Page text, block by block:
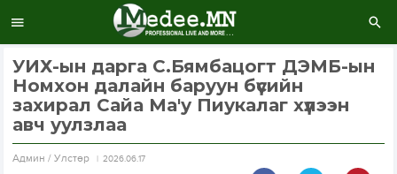
УИХ-ын дарга С.Бямбацогт ДЭМБ-ын
Номхон далайн баруун бүсийн
захирал Сайа Ма'у Пиукалаг хүлээн
авч уулзлаа
Aдмин / Улстөр 2026.06.17